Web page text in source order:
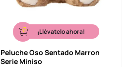
¡Llévatelo ahora!
Peluche Oso Sentado Marron
Serie Miniso